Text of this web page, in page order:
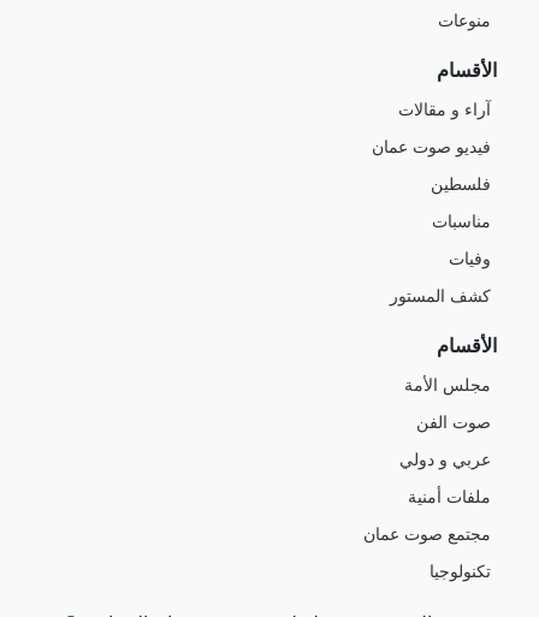
منوعات
الأقسام
آراء و مقالات
فيديو صوت عمان
فلسطين
مناسبات
وفيات
كشف المستور
الأقسام
مجلس الأمة
صوت الفن
عربي و دولي
ملفات أمنية
مجتمع صوت عمان
تكنولوجيا